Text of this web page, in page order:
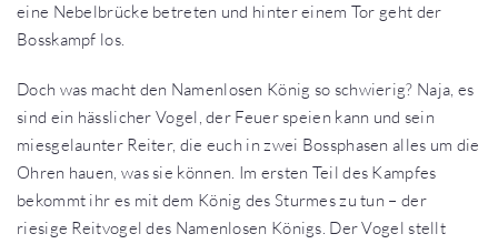
eine Nebelbrücke betreten und hinter einem Tor geht der
Bosskampf los.
Doch was macht den Namenlosen König so schwierig? Naja, es
sind ein hässlicher Vogel, der Feuer speien kann und sein
miesgelaunter Reiter, die euch in zwei Bossphasen alles um die
Ohren hauen, was sie können. Im ersten Teil des Kampfes
bekommt ihr es mit dem König des Sturmes zu tun – der
riesige Reitvogel des Namenlosen Königs. Der Vogel stellt